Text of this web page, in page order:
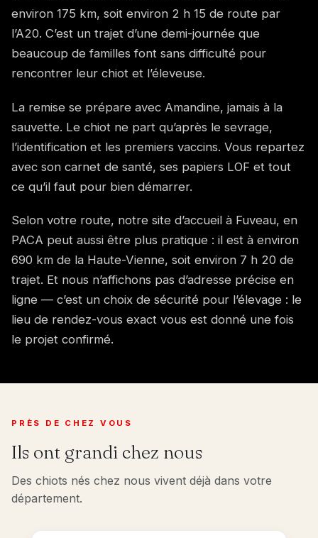
environ 175 km, soit environ 2 h 15 de route par
l’A20. C’est un trajet d’une demi-journée que
beaucoup de familles font sans difficulté pour
rencontrer leur chiot et l’éleveuse.
La remise se prépare avec Amandine, jamais à la
sauvette. Le chiot ne part qu’après le sevrage,
l’identification et les premiers vaccins. Vous repartez
avec son carnet de santé, ses papiers LOF et tout
ce qu’il faut pour bien démarrer.
Selon votre route, notre site d’accueil à Fuveau, en
PACA peut aussi être plus pratique : il est à environ
690 km de la Haute-Vienne, soit environ 7 h 20 de
trajet. Et nous n’affichons pas d’adresse précise en
ligne — c’est un choix de sécurité pour l’élevage : le
lieu de rendez-vous exact vous est donné une fois
le projet confirmé.
PRÈS DE CHEZ VOUS
Ils ont grandi chez nous
Des chiots nés chez nous vivent déjà dans votre
département.